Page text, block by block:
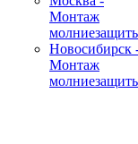
Монтаж
Новосибирск
Монтаж